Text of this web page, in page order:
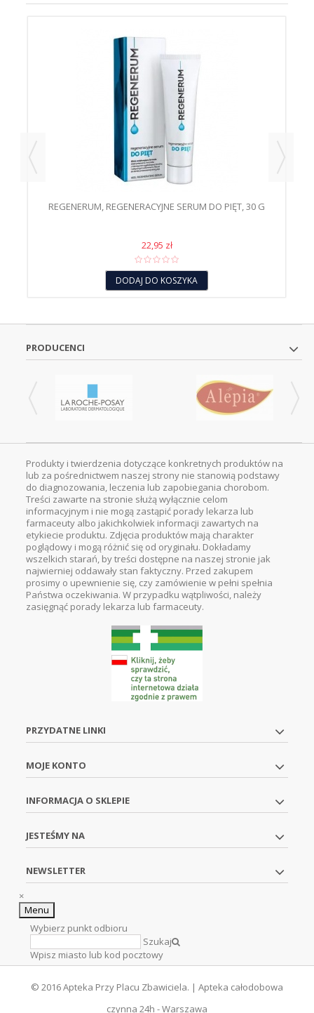
REGENERUM, REGENERACYJNE SERUM DO PIĘT, 30 G
22,95 zł
DODAJ DO KOSZYKA
PRODUCENCI
Produkty i twierdzenia dotyczące konkretnych produktów na
lub za pośrednictwem naszej strony nie stanowią podstawy
do diagnozowania, leczenia lub zapobiegania chorobom.
Treści zawarte na stronie służą wyłącznie celom
informacyjnym i nie mogą zastąpić porady lekarza lub
farmaceuty albo jakichkolwiek informacji zawartych na
etykiecie produktu. Zdjęcia produktów mają charakter
poglądowy i mogą różnić się od oryginału. Dokładamy
wszelkich starań, by treści dostępne na naszej stronie jak
najwierniej oddawały stan faktyczny. Przed zakupem
prosimy o upewnienie się, czy zamówienie w pełni spełnia
Państwa oczekiwania. W przypadku wątpliwości, należy
zasięgnąć porady lekarza lub farmaceuty.
PRZYDATNE LINKI
MOJE KONTO
INFORMACJA O SKLEPIE
JESTEŚMY NA
NEWSLETTER
×
Menu
Wybierz punkt odbioru
Szukaj
Wpisz miasto lub kod pocztowy
© 2016 Apteka Przy Placu Zbawiciela. | Apteka całodobowa
czynna 24h - Warszawa